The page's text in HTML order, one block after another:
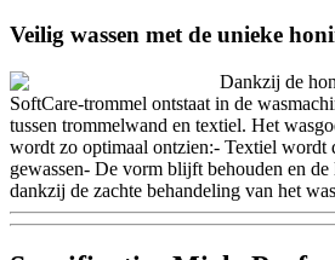
Veilig wassen met de unieke
Dankzij de
SoftCare-trommel ontstaat in de
tussen trommelwand en textiel. Het
wordt zo optimaal ontzien:- Textiel wordt
gewassen- De vorm blijft behouden en de
dankzij de zachte behandeling van het